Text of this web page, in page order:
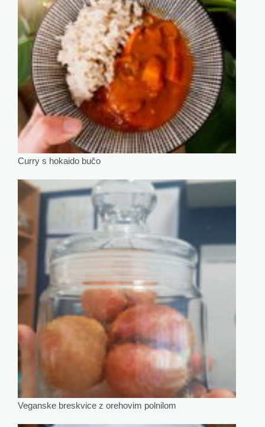
Curry s hokaido bučo
Veganske breskvice z orehovim polnilom